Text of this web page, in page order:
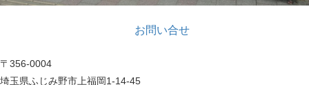
お問い合せ
〒356-0004
埼玉県ふじみ野市上福岡1-14-45